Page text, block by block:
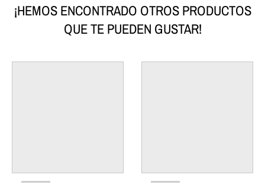
¡HEMOS ENCONTRADO OTROS PRODUCTOS
QUE TE PUEDEN GUSTAR!